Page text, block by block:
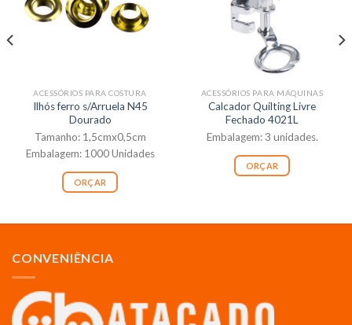
ACESSÓRIOS PARA COSTURA
Ilhós ferro s/Arruela N45
Dourado
Tamanho: 1,5cmx0,5cm
Embalagem: 1000 Unidades
ORÇAR
ACESSÓRIOS PARA MÁQUINAS
Calcador Quilting Livre
Fechado 4021L
Embalagem: 3 unidades.
ORÇAR
CONVENIÊNCIA